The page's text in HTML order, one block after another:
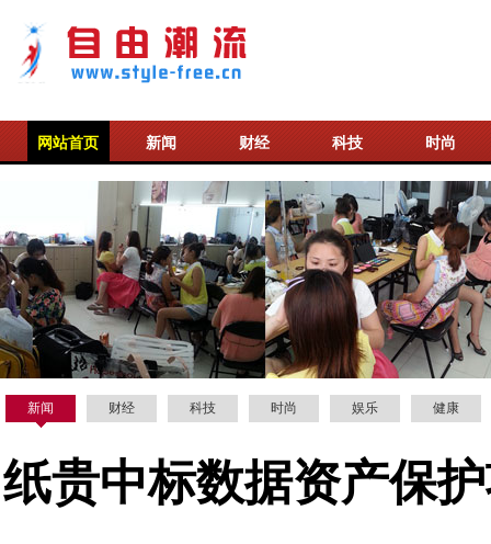
网站首页 新闻 财经 科技 时尚
新闻 财经 科技 时尚 娱乐 健康
纸贵中标数据资产保